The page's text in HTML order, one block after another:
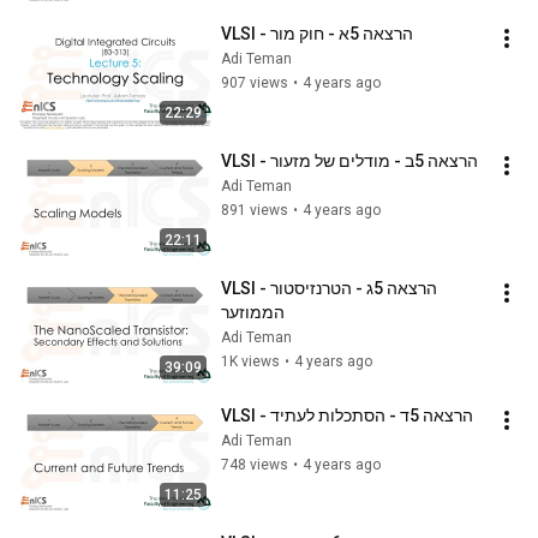
22:29
VLSI - הרצאה 5א - חוק מור
Adi Teman
907 views • 4 years ago
22:11
VLSI - הרצאה 5ב - מודלים של מזעור
Adi Teman
891 views • 4 years ago
39:09
VLSI - הרצאה 5ג - הטרנזיסטור
הממוזער
Adi Teman
1K views • 4 years ago
11:25
VLSI - הרצאה 5ד - הסתכלות לעתיד
Adi Teman
748 views • 4 years ago